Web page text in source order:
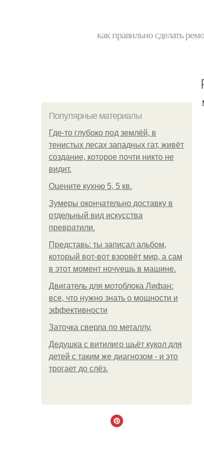
как правильно сделать
Популярные материалы
Где-то глубоко под землёй, в
тенистых лесах западных гат, живёт
создание, которое почти никто не
видит.
Оцените кухню 5, 5 кв.
Зумеры окончательно доставку в
отдельный вид искусства
превратили.
Представь: ты записал альбом,
который вот-вот взорвёт мир, а сам
в этот момент ночуешь в машине.
Двигатель для мотоблока Лифан:
все, что нужно знать о мощности и
эффективности
Заточка сверла по металлу.
Дедушка с витилиго шьёт кукол для
детей с таким же диагнозом - и это
трогает до слёз.